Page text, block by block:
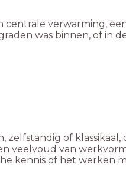
centrale verwarming,
was binnen, of in
zelfstandig of
veelvoud van
kennis of het werken